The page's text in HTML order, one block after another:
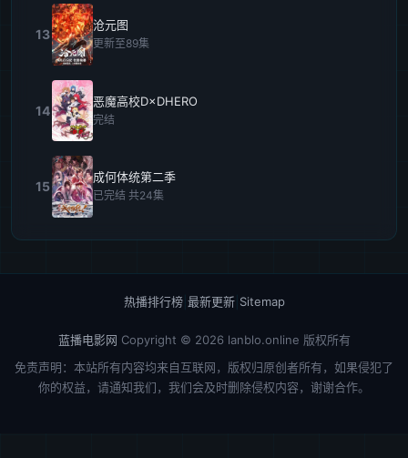
13
沧元图
更新至89集
14
恶魔高校D×DHERO
完结
15
成何体统第二季
已完结 共24集
热播排行榜| 最新更新| Sitemap
蓝播电影网 Copyright © 2026 lanblo.online 版权所有
免责声明：本站所有内容均来自互联网，版权归原创者所有，如果侵犯了
你的权益，请通知我们，我们会及时删除侵权内容，谢谢合作。